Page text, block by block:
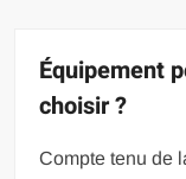
Équipement
choisir ?
Compte tenu de